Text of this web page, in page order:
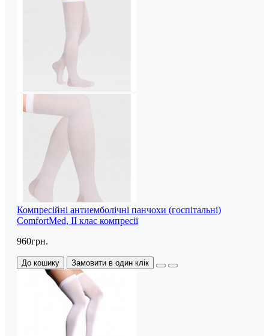
Компресійні антиемболічні панчохи (госпітальні)
ComfortMed, II клас компресії
960грн.
До кошику Замовити в один клік